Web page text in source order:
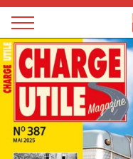
Magazine
Charge
utile
Panneau de gestion des